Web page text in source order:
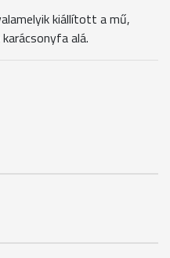
kiállított a mű,
alá.